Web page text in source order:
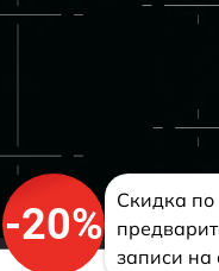
-20%
Скидка по
записи на